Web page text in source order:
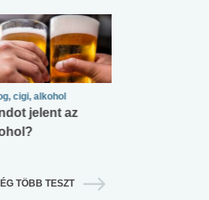
cigi, alkohol
jelent az
TÖBB TESZT